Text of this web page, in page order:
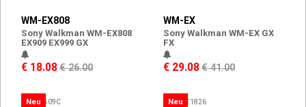
WM-EX808
Sony Walkman WM-EX808
EX909 EX999 GX
€ 18.08€ 26.00
WM-EX
Sony Walkman WM-EX GX
FX
€ 29.08€ 41.00
Neu Neu